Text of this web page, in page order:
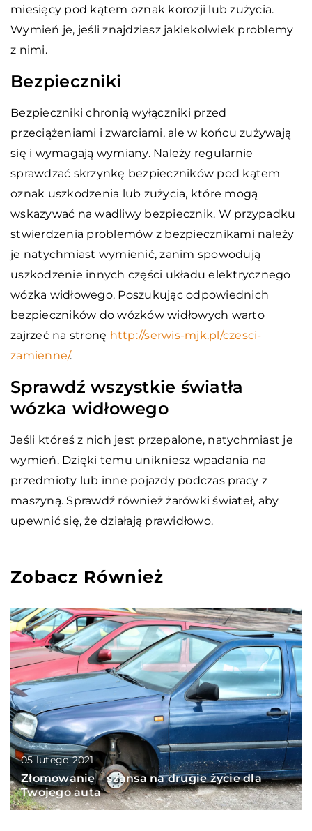
miesięcy pod kątem oznak korozji lub zużycia.
Wymień je, jeśli znajdziesz jakiekolwiek problemy
z nimi.
Bezpieczniki
Bezpieczniki chronią wyłączniki przed
przeciążeniami i zwarciami, ale w końcu zużywają
się i wymagają wymiany. Należy regularnie
sprawdzać skrzynkę bezpieczników pod kątem
oznak uszkodzenia lub zużycia, które mogą
wskazywać na wadliwy bezpiecznik. W przypadku
stwierdzenia problemów z bezpiecznikami należy
je natychmiast wymienić, zanim spowodują
uszkodzenie innych części układu elektrycznego
wózka widłowego. Poszukując odpowiednich
bezpieczników do wózków widłowych warto
zajrzeć na stronę http://serwis-mjk.pl/czesci-
zamienne/.
Sprawdź wszystkie światła
wózka widłowego
Jeśli któreś z nich jest przepalone, natychmiast je
wymień. Dzięki temu unikniesz wpadania na
przedmioty lub inne pojazdy podczas pracy z
maszyną. Sprawdź również żarówki świateł, aby
upewnić się, że działają prawidłowo.
Zobacz Również
05 lutego 2021
Złomowanie – szansa na drugie życie dla
Twojego auta